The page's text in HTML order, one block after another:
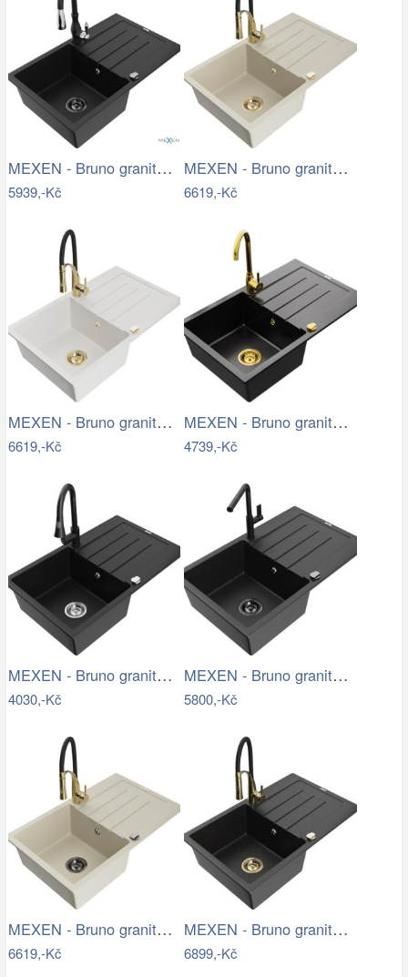
MEXEN - Bruno granitový dřez 1 s…
5939,-Kč
MEXEN - Bruno granitový dřez s…
6619,-Kč
MEXEN - Bruno granitový dřez s…
6619,-Kč
MEXEN - Bruno granitový dřez 1 s…
4739,-Kč
MEXEN - Bruno granitový dřez 1 s…
4030,-Kč
MEXEN - Bruno granitový dřez 1 s…
5800,-Kč
MEXEN - Bruno granitový dřez s…
6619,-Kč
MEXEN - Bruno granitový dřez s…
6899,-Kč